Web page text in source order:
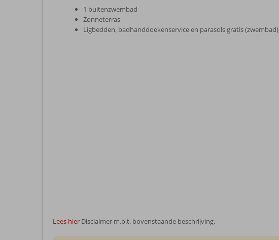
1 buitenzwembad
Zonneterras
Ligbedden, badhanddoekenservice en parasols gratis (zwembad)
Lees hier Disclaimer m.b.t. bovenstaande beschrijving.